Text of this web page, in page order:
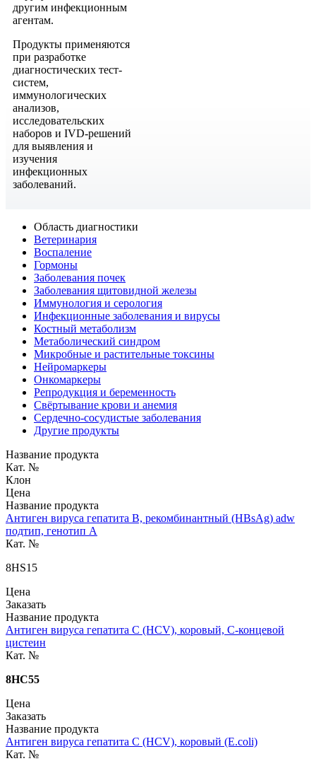
другим инфекционным
агентам.
Продукты применяются
при разработке
диагностических тест-
систем,
иммунологических
анализов,
исследовательских
наборов и IVD-решений
для выявления и
изучения
инфекционных
заболеваний.
Область диагностики
Ветеринария
Воспаление
Гормоны
Заболевания почек
Заболевания щитовидной железы
Иммунология и серология
Инфекционные заболевания и вирусы
Костный метаболизм
Метаболический синдром
Микробные и растительные токсины
Нейромаркеры
Онкомаркеры
Репродукция и беременность
Свёртывание крови и анемия
Сердечно-сосудистые заболевания
Другие продукты
Название продукта
Кат. №
Клон
Цена
Название продукта
Антиген вируса гепатита B, рекомбинантный (HBsAg) adw
подтип, генотип A
Кат. №
8HS15
Цена
Заказать
Название продукта
Антиген вируса гепатита C (HCV), коровый, С-концевой
цистеин
Кат. №
8HC55
Цена
Заказать
Название продукта
Антиген вируса гепатита C (HCV), коровый (E.coli)
Кат. №